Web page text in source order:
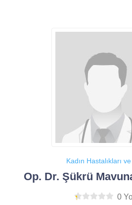
Kadın Hastalıkları
Op. Dr. Şükrü
0